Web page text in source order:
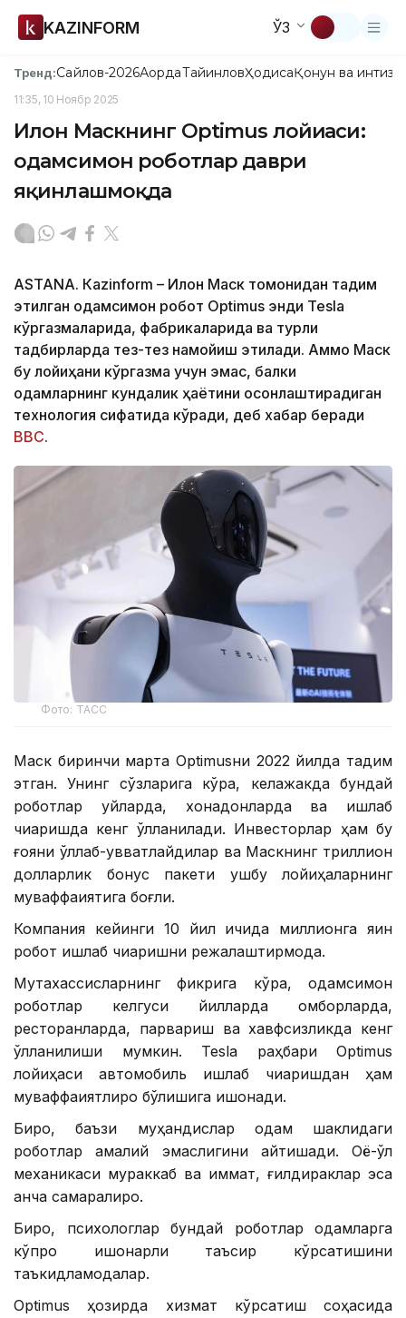
KAZINFORM ЎЗ
Тренд:Сайлов-2026АқордаТайинловҲодисаҚонун ва
11:35, 10 Ноябр 2025
Илон Маскнинг Optimus лойиҳаси:
одамсимон роботлар даври
яқинлашмоқда
ASTANА. Каzinform – Илон Маск томонидан тақдим
этилган одамсимон робот Optimus энди Tesla
кўргазмаларида, фабрикаларида ва турли
тадбирларда тез-тез намойиш этилади. Аммо Маск
бу лойиҳани кўргазма учун эмас, балки
одамларнинг кундалик ҳаётини осонлаштирадиган
технология сифатида кўради, деб хабар беради
BBC.
Фото: ТАСС
Маск биринчи марта Optimusни 2022 йилда тақдим
этган. Унинг сўзларига кўра, келажакда бундай
роботлар уйларда, хонадонларда ва ишлаб
чиқаришда кенг қўлланилади. Инвесторлар ҳам бу
ғояни қўллаб-қувватлайдилар ва Маскнинг триллион
долларлик бонус пакети ушбу лойиҳаларнинг
муваффақиятига боғлиқ.
Компания кейинги 10 йил ичида миллионга яқин
робот ишлаб чиқаришни режалаштирмоқда.
Мутахассисларнинг фикрига кўра, одамсимон
роботлар келгуси йилларда омборларда,
ресторанларда, парвариш ва хавфсизликда кенг
қўлланилиши мумкин. Теslа раҳбари Optimus
лойиҳаси автомобиль ишлаб чиқаришдан ҳам
муваффақиятлироқ бўлишига ишонади.
Бироқ, баъзи муҳандислар одам шаклидаги
роботлар амалий эмаслигини айтишади. Оёқ-қўл
механикаси мураккаб ва қиммат, ғилдираклар эса
анча самаралироқ.
Бироқ, психологлар бундай роботлар одамларга
кўпроқ ишонарли таъсир кўрсатишини
таъкидламоқдалар.
Optimus ҳозирда хизмат кўрсатиш соҳасида